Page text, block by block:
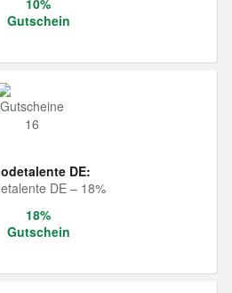
10%
Gutschein
DE:
DE – 18%
18%
Gutschein